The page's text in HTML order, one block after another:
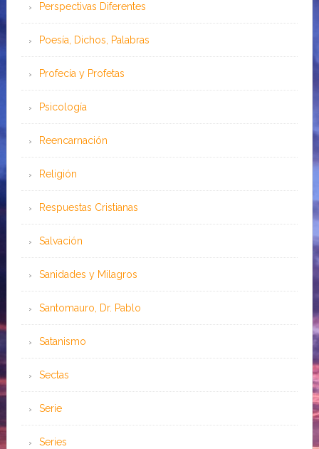
Perspectivas Diferentes
Poesía, Dichos, Palabras
Profecía y Profetas
Psicología
Reencarnación
Religión
Respuestas Cristianas
Salvación
Sanidades y Milagros
Santomauro, Dr. Pablo
Satanismo
Sectas
Serie
Series